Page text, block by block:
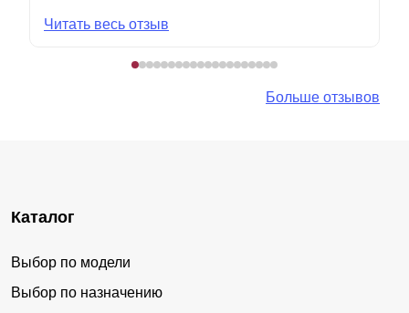
Читать весь отзыв
Больше отзывов
Каталог
Выбор по модели
Выбор по назначению